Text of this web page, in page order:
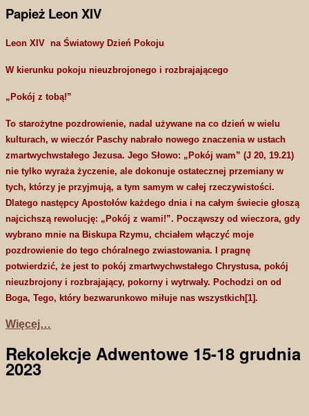
Papież Leon XIV
Leon XIV na Światowy Dzień Pokoju
W kierunku pokoju nieuzbrojonego i rozbrajającego
„Pokój z tobą!”
To starożytne pozdrowienie, nadal używane na co dzień w wielu
kulturach, w wieczór Paschy nabrało nowego znaczenia w ustach
zmartwychwstałego Jezusa. Jego Słowo: „Pokój wam” (J 20, 19.21)
nie tylko wyraża życzenie, ale dokonuje ostatecznej przemiany w
tych, którzy je przyjmują, a tym samym w całej rzeczywistości.
Dlatego następcy Apostołów każdego dnia i na całym świecie głoszą
najcichszą rewolucję: „Pokój z wami!”. Począwszy od wieczora, gdy
wybrano mnie na Biskupa Rzymu, chciałem włączyć moje
pozdrowienie do tego chóralnego zwiastowania. I pragnę
potwierdzić, że jest to pokój zmartwychwstałego Chrystusa, pokój
nieuzbrojony i rozbrajający, pokorny i wytrwały. Pochodzi on od
Boga, Tego, który bezwarunkowo miłuje nas wszystkich[1].
Więcej…
Rekolekcje Adwentowe 15-18 grudnia
2023